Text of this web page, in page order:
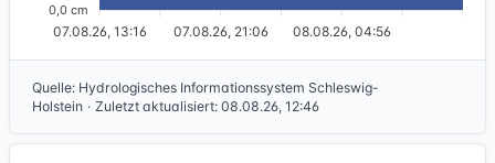
0,0 cm
07.08.26, 13:16 07.08.26, 21:06 08.08.26, 04:56
Quelle: Hydrologisches Informationssystem Schleswig-
Holstein · Zuletzt aktualisiert: 08.08.26, 12:46